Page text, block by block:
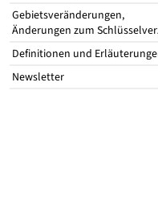
Gebietsveränderungen,
Änderungen zum
Definitionen und
Newsletter